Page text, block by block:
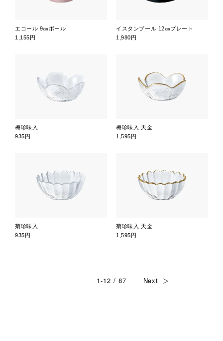
エコール 9㎝ボール
1,155円
イスタンブール 12㎝プレート
1,980円
梅珍味入
935円
梅珍味入 天金
1,595円
菊珍味入
935円
菊珍味入 天金
1,595円
1-12 / 87 Next